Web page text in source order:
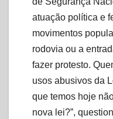
atuação política e
movimentos
rodovia ou a
fazer protesto.
usos abusivos da
que temos hoje
nova lei?”,